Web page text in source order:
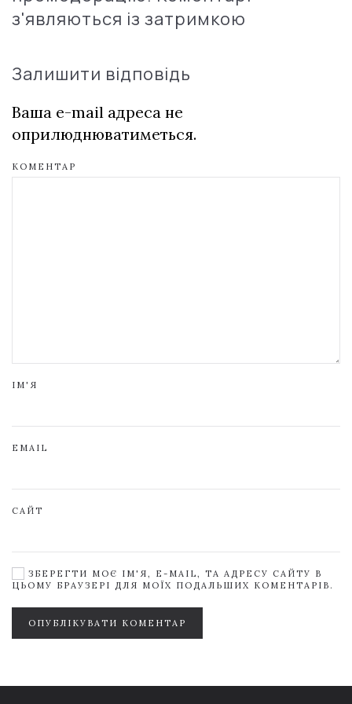
з'являються із затримкою
Залишити відповідь
Ваша e-mail адреса не
оприлюднюватиметься.
КОМЕНТАР
ІМ'Я
EMAIL
САЙТ
ЗБЕРЕГТИ МОЄ ІМ'Я, E-MAIL, ТА АДРЕСУ САЙТУ В
ЦЬОМУ БРАУЗЕРІ ДЛЯ МОЇХ ПОДАЛЬШИХ КОМЕНТАРІВ.
ОПУБЛІКУВАТИ КОМЕНТАР